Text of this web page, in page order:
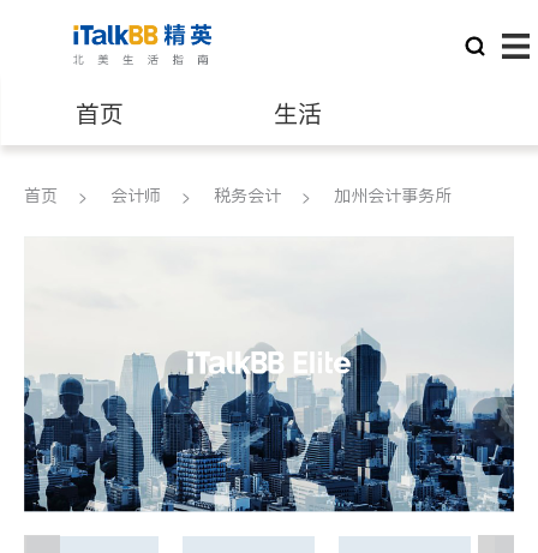
首页 生活
医生 律师
养老 非盈利组织
首页 会计师 税务会计 加州会计事务所